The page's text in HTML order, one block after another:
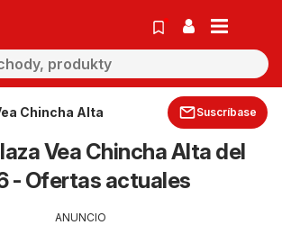
Chincha Alta Suscríbase
Vea Chincha Alta del
- Ofertas actuales
ANUNCIO